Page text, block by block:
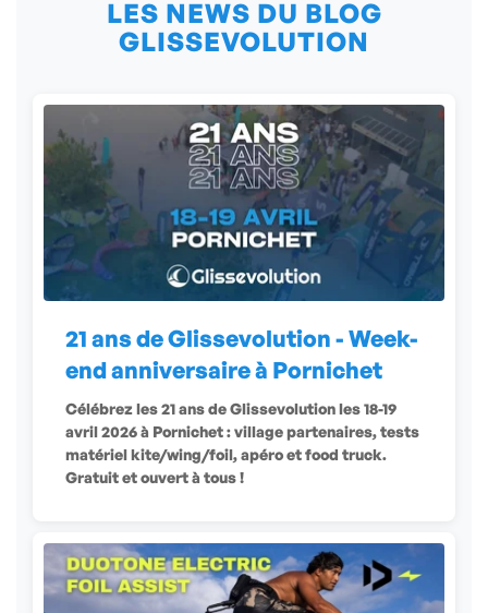
LES NEWS DU BLOG
GLISSEVOLUTION
21 ans de Glissevolution - Week-
end anniversaire à Pornichet
Célébrez les 21 ans de Glissevolution les 18-19
avril 2026 à Pornichet : village partenaires, tests
matériel kite/wing/foil, apéro et food truck.
Gratuit et ouvert à tous !